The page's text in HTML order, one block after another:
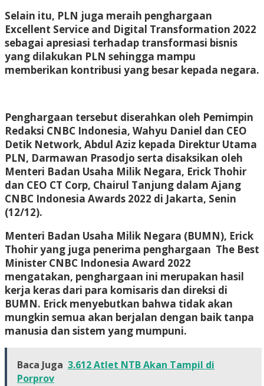
Selain itu, PLN juga meraih penghargaan
Excellent Service and Digital Transformation 2022
sebagai apresiasi terhadap transformasi bisnis
yang dilakukan PLN sehingga mampu
memberikan kontribusi yang besar kepada negara.
Penghargaan tersebut diserahkan oleh Pemimpin
Redaksi CNBC Indonesia, Wahyu Daniel dan CEO
Detik Network, Abdul Aziz kepada Direktur Utama
PLN, Darmawan Prasodjo serta disaksikan oleh
Menteri Badan Usaha Milik Negara, Erick Thohir
dan CEO CT Corp, Chairul Tanjung dalam Ajang
CNBC Indonesia Awards 2022 di Jakarta, Senin
(12/12).
Menteri Badan Usaha Milik Negara (BUMN), Erick
Thohir yang juga penerima penghargaan The Best
Minister CNBC Indonesia Award 2022
mengatakan, penghargaan ini merupakan hasil
kerja keras dari para komisaris dan direksi di
BUMN. Erick menyebutkan bahwa tidak akan
mungkin semua akan berjalan dengan baik tanpa
manusia dan sistem yang mumpuni.
Baca Juga 3.612 Atlet NTB Akan Tampil di
Porprov